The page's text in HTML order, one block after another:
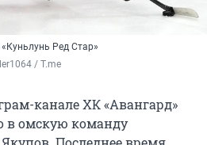
Ред Стар»
/ T.me
канале ХК «Авангард»
в омскую команду